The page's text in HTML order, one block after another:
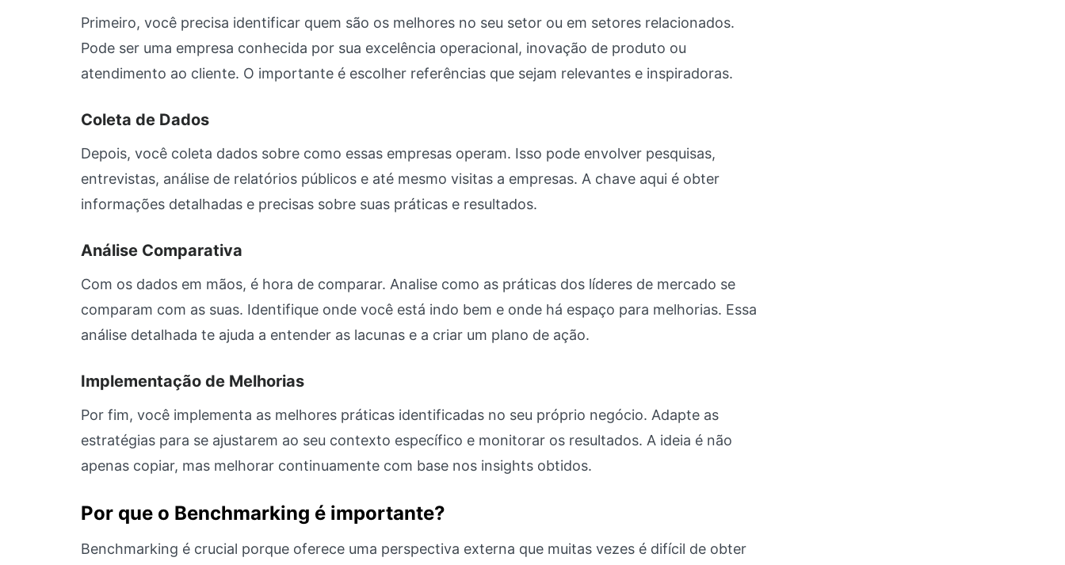
Primeiro, você precisa identificar quem são os melhores no seu setor ou em setores relacionados.
Pode ser uma empresa conhecida por sua excelência operacional, inovação de produto ou
atendimento ao cliente. O importante é escolher referências que sejam relevantes e inspiradoras.
Coleta de Dados
Depois, você coleta dados sobre como essas empresas operam. Isso pode envolver pesquisas,
entrevistas, análise de relatórios públicos e até mesmo visitas a empresas. A chave aqui é obter
informações detalhadas e precisas sobre suas práticas e resultados.
Análise Comparativa
Com os dados em mãos, é hora de comparar. Analise como as práticas dos líderes de mercado se
comparam com as suas. Identifique onde você está indo bem e onde há espaço para melhorias. Essa
análise detalhada te ajuda a entender as lacunas e a criar um plano de ação.
Implementação de Melhorias
Por fim, você implementa as melhores práticas identificadas no seu próprio negócio. Adapte as
estratégias para se ajustarem ao seu contexto específico e monitorar os resultados. A ideia é não
apenas copiar, mas melhorar continuamente com base nos insights obtidos.
Por que o Benchmarking é importante?
Benchmarking é crucial porque oferece uma perspectiva externa que muitas vezes é difícil de obter